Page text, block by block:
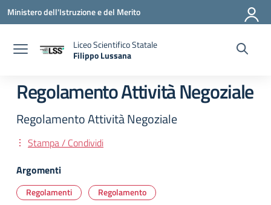
Vai ai contenuti
Vai al menu di navigazione
Vai al footer
Ministero dell'Istruzione e del Merito
Liceo Scientifico Statale
Filippo Lussana
Regolamento Attività Negoziale
Regolamento Attività Negoziale
Stampa / Condividi
Argomenti
Regolamenti Regolamento